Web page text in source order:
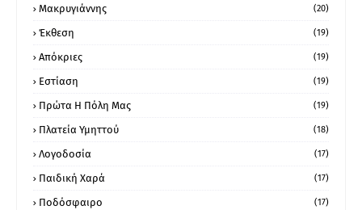
Μακρυγιάννης (20)
Έκθεση (19)
Απόκριες (19)
Εστίαση (19)
Πρώτα Η Πόλη Μας (19)
Πλατεία Υμηττού (18)
Λογοδοσία (17)
Παιδική Χαρά (17)
Ποδόσφαιρο (17)